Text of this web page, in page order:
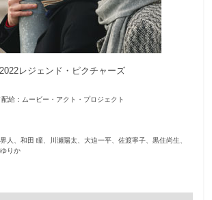
レジェンド・ピクチャーズ
給：ムービー・アクト・プロジェクト
人、和田 瞳、川瀬陽太、大迫一平、佐渡寧子、黒住尚生、
りか